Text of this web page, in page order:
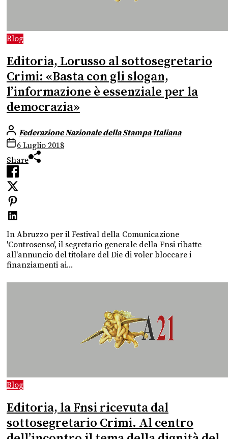
Blog
Editoria, Lorusso al sottosegretario
Crimi: «Basta con gli slogan,
l’informazione è essenziale per la
democrazia»
Federazione Nazionale della Stampa Italiana
6 Luglio 2018
Share
In Abruzzo per il Festival della Comunicazione
'Controsenso', il segretario generale della Fnsi ribatte
all'annuncio del titolare del Die di voler bloccare i
finanziamenti ai...
Blog
Editoria, la Fnsi ricevuta dal
sottosegretario Crimi. Al centro